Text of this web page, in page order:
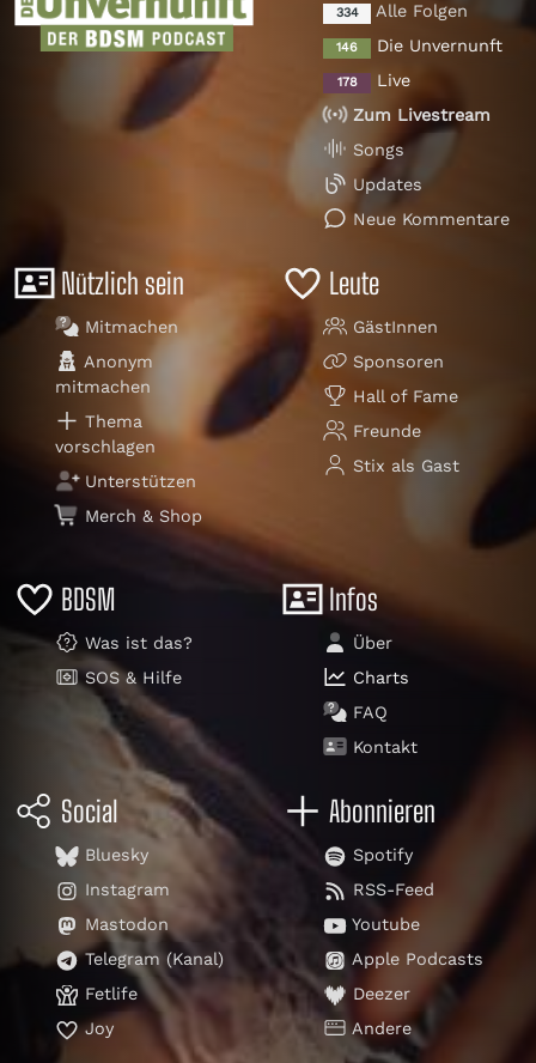
334 Alle Folgen
146 Die Unvernunft
178
Live
Zum Livestream
Songs
Updates
Neue Kommentare
Nützlich sein
Mitmachen
Anonym
mitmachen
Thema
vorschlagen
Unterstützen
Merch & Shop
Leute
GästInnen
Sponsoren
Hall of Fame
Freunde
Stix als Gast
BDSM
Was ist das?
SOS & Hilfe
Infos
Über
Charts
FAQ
Kontakt
Social
Bluesky
Instagram
Mastodon
Telegram (Kanal)
Fetlife
Joy
Abonnieren
Spotify
RSS-Feed
Youtube
Apple Podcasts
Deezer
Andere